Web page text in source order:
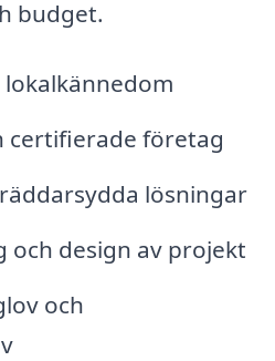
budget.
certifierade företag
lösningar
och design av projekt
och